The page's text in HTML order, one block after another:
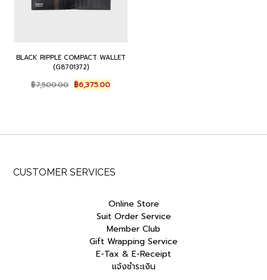
BLACK RIPPLE COMPACT WALLET
(G8701372)
฿7,500.00 Original
price
฿6,375.00Current
price
CUSTOMER SERVICES
Online Store
Suit Order Service
Member Club
Gift Wrapping Service
E-Tax & E-Receipt
แจ้งชำระเงิน